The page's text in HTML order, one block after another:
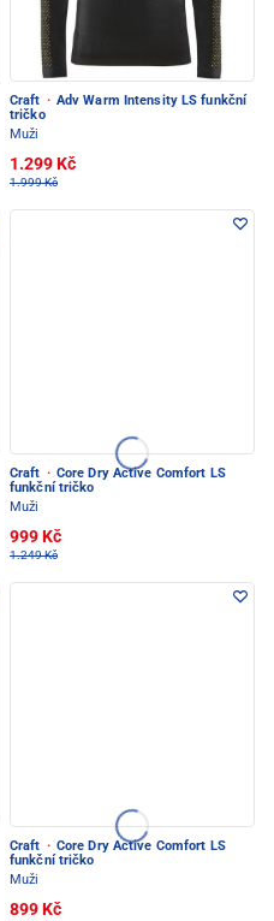
Craft · Adv Warm Intensity LS funkční
tričko
Muži
1.299 Kč
1.999 Kč
Craft · Core Dry Active Comfort LS
funkční tričko
Muži
999 Kč
1.249 Kč
Craft · Core Dry Active Comfort LS
funkční tričko
Muži
899 Kč